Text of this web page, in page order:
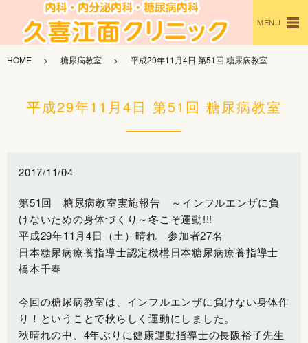
MENU
HOME 糖尿病教室 平成29年11月4日 第51回 糖尿病教室
平成29年11月4日 第51回 糖尿病教室
2017/11/04
第51回 糖尿病教室実施報告 ～インフルエンザに負
けないための身体づくり～冬こそ運動!!!
平成29年11月4日（土）晴れ 参加者27名
日本糖尿病療養指導士認定機構日本糖尿病療養指導士
橋本千春
今回の糖尿病教室は、インフルエンザに負けない身体作
り！ということで秋らしく運動にしました。
秋晴れの中、4年ぶりに健康運動指導士の長阪裕子先生